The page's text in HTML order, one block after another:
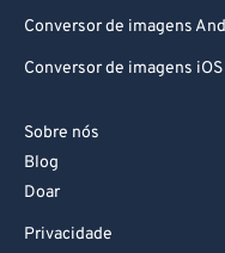
Conversor de imagens
Conversor de imagens iOS
Sobre nós
Blog
Doar
Privacidade